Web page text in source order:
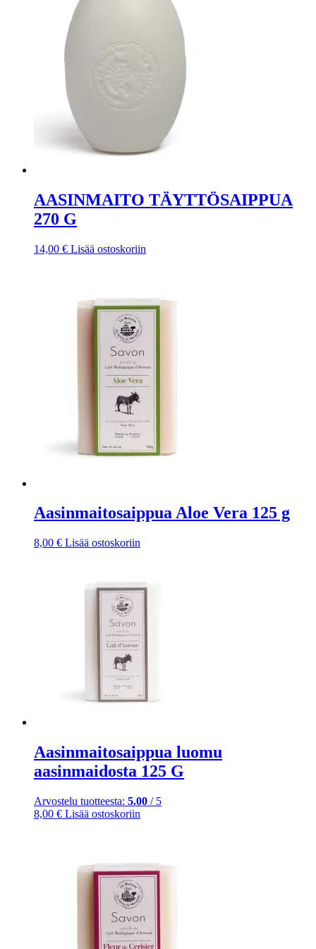
AASINMAITO TÄYTTÖSAIPPUA
270 G
14,00 € Lisää ostoskoriin
Aasinmaitosaippua Aloe Vera 125 g
8,00 € Lisää ostoskoriin
Aasinmaitosaippua luomu
aasinmaidosta 125 G
Arvostelu tuotteesta: 5.00 / 5
8,00 € Lisää ostoskoriin